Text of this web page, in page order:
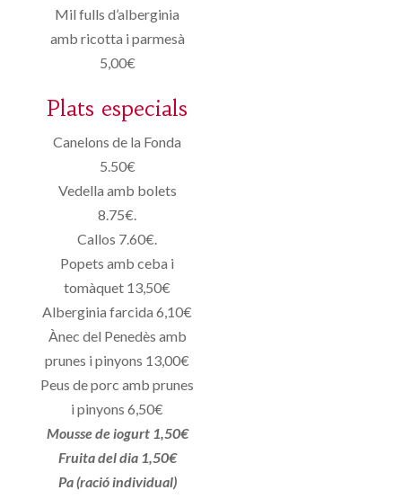
Mil fulls d’alberginia
amb ricotta i parmesà
5,00€
Plats especials
Canelons de la Fonda
5.50€
Vedella amb bolets
8.75€.
Callos 7.60€.
Popets amb ceba i
tomàquet 13,50€
Alberginia farcida 6,10€
Ànec del Penedès amb
prunes i pinyons 13,00€
Peus de porc amb prunes
i pinyons 6,50€
Mousse de iogurt 1,50€
Fruita del dia 1,50€
Pa (ració individual)